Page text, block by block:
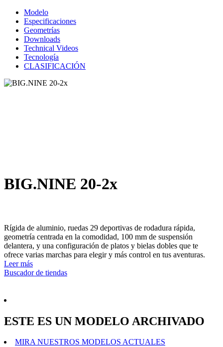
Modelo
Especificaciones
Geometrías
Downloads
Technical Videos
Tecnología
CLASIFICACIÓN
BIG.NINE 20-2x
Rígida de aluminio, ruedas 29 deportivas de rodadura rápida,
geometría centrada en la comodidad, 100 mm de suspensión
delantera, y una configuración de platos y bielas dobles que te
ofrece varias marchas para elegir y más control en tus aventuras.
Leer más
Buscador de tiendas
ESTE ES UN MODELO ARCHIVADO
MIRA NUESTROS MODELOS ACTUALES